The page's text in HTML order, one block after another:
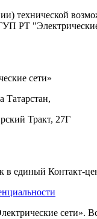
технической
РТ
сети»
Татарстан,
Тракт, 27Г
в единый Контакт-
сети».